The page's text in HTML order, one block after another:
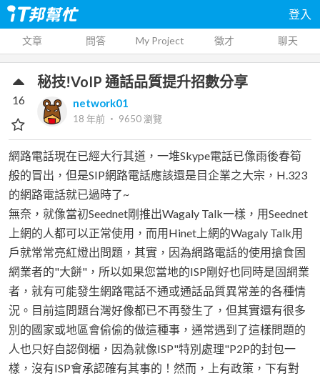
登入
文章 問答 My Project 徵才 聊天
秘技!VoIP 通話品質提升招數分享
network01
18 年前 ‧ 9650瀏覽
16
網路電話現在已經大行其道，一堆Skype電話已像雨後春筍
般的冒出，但是SIP網路電話應該還是目企業之大宗，H.323
的網路電話就已過時了~
無奈，就像當初Seednet剛推出Wagaly Talk一樣，用Seednet
上網的人都可以正常使用，而用Hinet上網的Wagaly Talk用
戶就常常亮紅燈出問題，其實，因為網路電話的使用搶食固
網業者的"大餅"，所以如果您當地的ISP剛好也同時是固網業
者，就有可能發生網路電話不通或通話品質異常差的各種情
況。目前這問題台灣好像都已不再發生了，但其實還有很多
別的國家或地區會偷偷的做這種事，通常遇到了這樣問題的
人也只好自認倒楣，因為就像ISP"特別處理"P2P的封包一
樣，沒有ISP會承認確有其事的！然而，上有政策，下有對